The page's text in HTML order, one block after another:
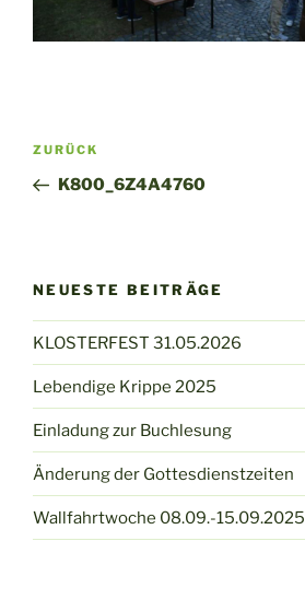
Beitragsnavigation
Vorheriger
Beitrag
ZURÜCK
K800_6Z4A4760
NEUESTE BEITRÄGE
KLOSTERFEST 31.05.2026
Lebendige Krippe 2025
Einladung zur Buchlesung
Änderung der Gottesdienstzeiten
Wallfahrtwoche 08.09.-15.09.2025